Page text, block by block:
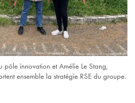
pôle innovation et Amélie Le Stang,
ensemble la stratégie RSE du groupe.